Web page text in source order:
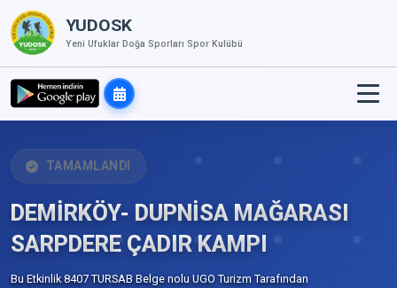
YUDOSK
Yeni Ufuklar Doğa Sporları Spor Kulübü
TAMAMLANDI
DEMİRKÖY- DUPNİSA MAĞARASI
SARPDERE ÇADIR KAMPI
Bu Etkinlik 8407 TURSAB Belge nolu UGO Turizm Tarafından